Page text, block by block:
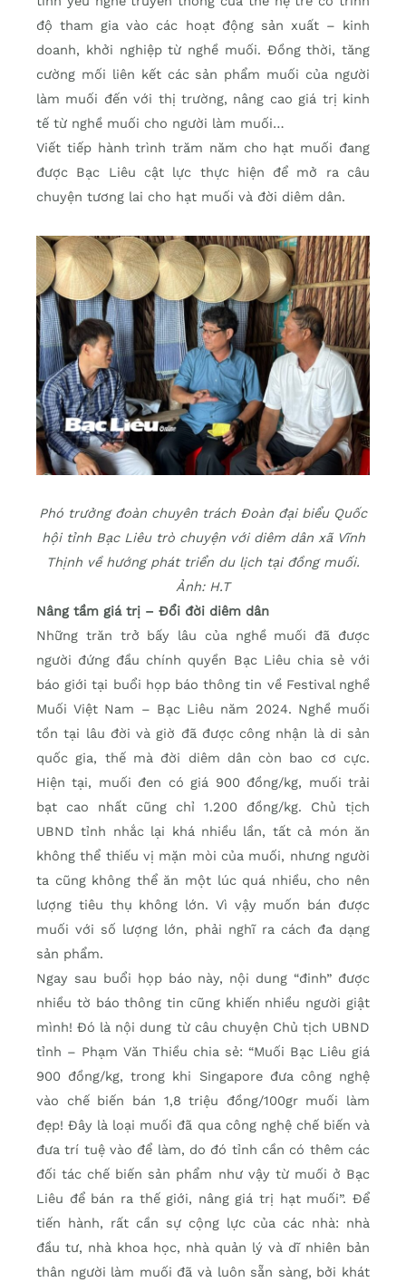
độ tham gia vào các hoạt động sản xuất – kinh
doanh, khởi nghiệp từ nghề muối. Đồng thời, tăng
cường mối liên kết các sản phẩm muối của người
làm muối đến với thị trường, nâng cao giá trị kinh
tế từ nghề muối cho người làm muối…
Viết tiếp hành trình trăm năm cho hạt muối đang
được Bạc Liêu cật lực thực hiện để mở ra câu
chuyện tương lai cho hạt muối và đời diêm dân.
Phó trưởng đoàn chuyên trách Đoàn đại biểu Quốc
hội tỉnh Bạc Liêu trò chuyện với diêm dân xã Vĩnh
Thịnh về hướng phát triển du lịch tại đồng muối.
Ảnh: H.T
Nâng tầm giá trị – Đổi đời diêm dân
Những trăn trở bấy lâu của nghề muối đã được
người đứng đầu chính quyền Bạc Liêu chia sẻ với
báo giới tại buổi họp báo thông tin về Festival nghề
Muối Việt Nam – Bạc Liêu năm 2024. Nghề muối
tồn tại lâu đời và giờ đã được công nhận là di sản
quốc gia, thế mà đời diêm dân còn bao cơ cực.
Hiện tại, muối đen có giá 900 đồng/kg, muối trải
bạt cao nhất cũng chỉ 1.200 đồng/kg. Chủ tịch
UBND tỉnh nhắc lại khá nhiều lần, tất cả món ăn
không thể thiếu vị mặn mòi của muối, nhưng người
ta cũng không thể ăn một lúc quá nhiều, cho nên
lượng tiêu thụ không lớn. Vì vậy muốn bán được
muối với số lượng lớn, phải nghĩ ra cách đa dạng
sản phẩm.
Ngay sau buổi họp báo này, nội dung “đinh” được
nhiều tờ báo thông tin cũng khiến nhiều người giật
mình! Đó là nội dung từ câu chuyện Chủ tịch UBND
tỉnh – Phạm Văn Thiều chia sẻ: “Muối Bạc Liêu giá
900 đồng/kg, trong khi Singapore đưa công nghệ
vào chế biến bán 1,8 triệu đồng/100gr muối làm
đẹp! Đây là loại muối đã qua công nghệ chế biến và
đưa trí tuệ vào để làm, do đó tỉnh cần có thêm các
đối tác chế biến sản phẩm như vậy từ muối ở Bạc
Liêu để bán ra thế giới, nâng giá trị hạt muối”. Để
tiến hành, rất cần sự cộng lực của các nhà: nhà
đầu tư, nhà khoa học, nhà quản lý và dĩ nhiên bản
thân người làm muối đã và luôn sẵn sàng, bởi khát